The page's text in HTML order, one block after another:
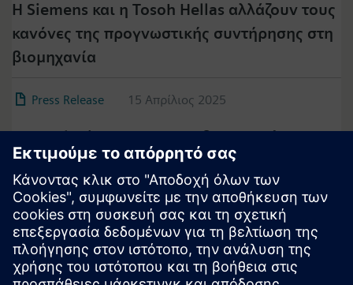
Η Siemens και η Tosoh Hellas αλλάζουν τους
κανόνες της προγνωστικής συντήρησης στη
βιομηχανία
Press Release 15 Απρίλιος 2025
10ο Delphi Forum: AI στη βιομηχανία και
«έξυπνες» υποδομές μοχλοί ανάπτυξης για
τη Siemens
Δείτε περισσότερα στα Δελτία Τύπου